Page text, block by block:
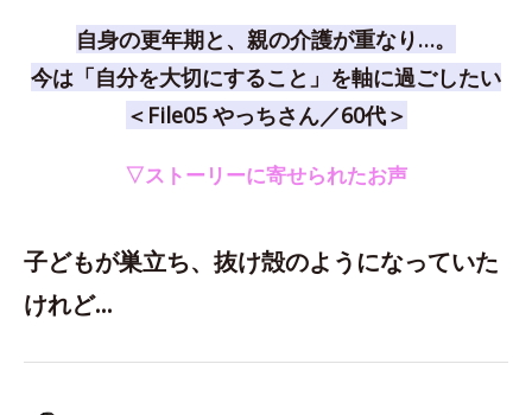
自身の更年期と、親の介護が重なり…。
今は「自分を大切にすること」を軸に過ごしたい
＜File05 やっちさん／60代＞
▽ストーリーに寄せられたお声
子どもが巣立ち、抜け殻のようになっていた
けれど…